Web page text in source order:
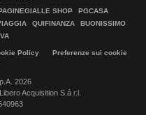
PAGINEGIALLE SHOP
PGCASA
QUIFINANZA
BUONISSIMO
Policy
Preferenze sui cookie
2026
Acquisition S.á r.l.